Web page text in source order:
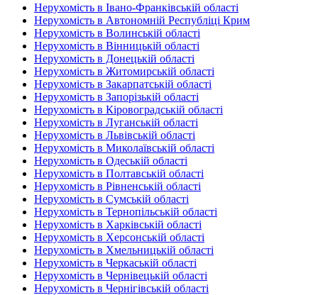
Нерухомість в Івано-Франківській області
Нерухомість в Автономній Республіці Крим
Нерухомість в Волинській області
Нерухомість в Вінницькій області
Нерухомість в Донецькій області
Нерухомість в Житомирській області
Нерухомість в Закарпатській області
Нерухомість в Запорізькій області
Нерухомість в Кіровоградській області
Нерухомість в Луганській області
Нерухомість в Львівській області
Нерухомість в Миколаївській області
Нерухомість в Одеській області
Нерухомість в Полтавській області
Нерухомість в Рівненській області
Нерухомість в Сумській області
Нерухомість в Тернопільській області
Нерухомість в Харківській області
Нерухомість в Херсонській області
Нерухомість в Хмельницькій області
Нерухомість в Черкаській області
Нерухомість в Чернівецькій області
Нерухомість в Чернігівській області